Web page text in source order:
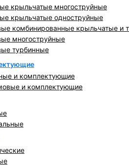
крыльчатые многоструйные
крыльчатые одноструйные
комбинированные крыльчатые и
многоструйные
турбинные
и комплектующие
и комплектующие